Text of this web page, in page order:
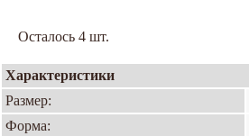
Осталось 4 шт.
Характеристики
Размер:
Форма: